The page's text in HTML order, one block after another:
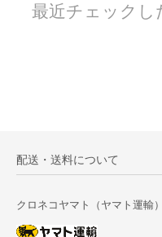
最近チェックし
配送・送料について
クロネコヤマト（ヤマト運輸）